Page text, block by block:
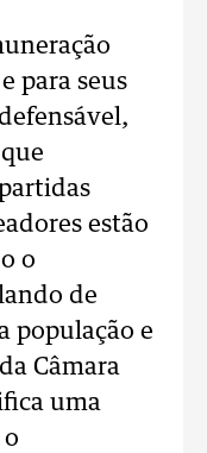
para seus
estão
o
de
população e
Câmara
uma